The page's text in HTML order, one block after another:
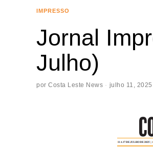
IMPRESSO
Jornal
Julho)
por Costa Leste News julho 11, 2025